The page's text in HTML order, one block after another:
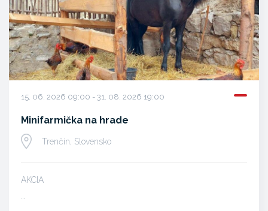
15. 06. 2026 09:00 - 31. 08. 2026 19:00
Minifarmička na hrade
Trenčín, Slovensko
AKCIA